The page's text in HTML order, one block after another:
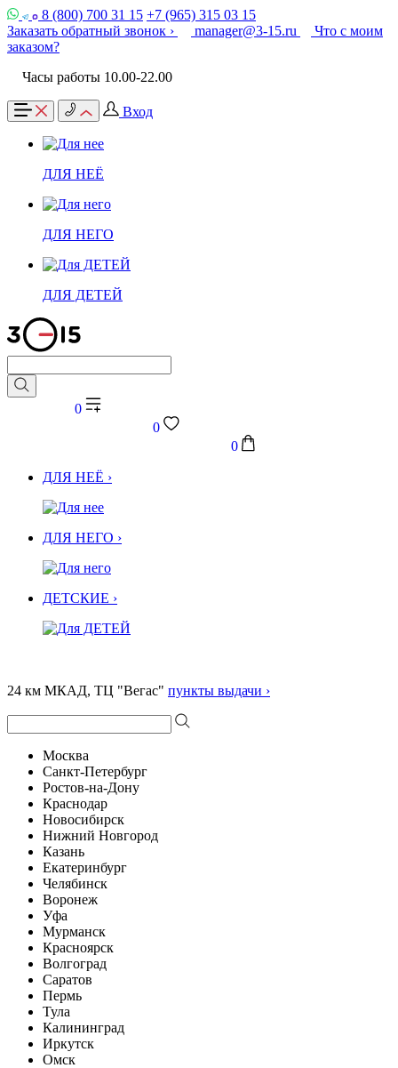
8 (800) 700 31 15 +7 (965) 315 03 15
Заказать обратный звонок ›
manager@3-15.ru
Что с моим
заказом?
Часы работы 10.00-22.00
Вход
ДЛЯ НЕЁ
ДЛЯ НЕГО
ДЛЯ ДЕТЕЙ
0
0
0
ДЛЯ НЕЁ ›
ДЛЯ НЕГО ›
ДЕТСКИЕ ›
24 км МКАД, ТЦ "Вегас" пункты выдачи ›
Москва
Санкт-Петербург
Ростов-на-Дону
Краснодар
Новосибирск
Нижний Новгород
Казань
Екатеринбург
Челябинск
Воронеж
Уфа
Мурманск
Красноярск
Волгоград
Саратов
Пермь
Тула
Калининград
Иркутск
Омск